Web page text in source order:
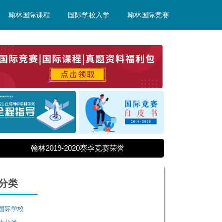
翰林国际课程 国际学校入学 翰林国际竞赛
翰林2019-2020赛季竞赛荣誉
类
际学校